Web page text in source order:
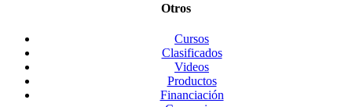
Otros
Cursos
Clasificados
Videos
Productos
Financiación